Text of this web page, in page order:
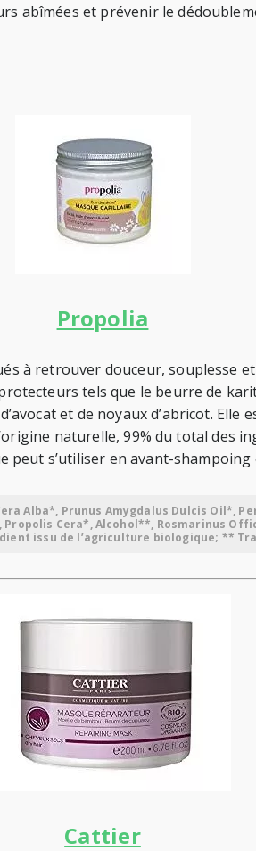
abîmées et prévenir le
Propolia
à retrouver douceur, souplesse
tels que le beurre de
et de noyaux d’abricot.
naturelle, 99% du total des
peut s’utiliser en avant-
Alba*, Prunus Amygdalus Dulcis Oil*,
Cera*, Alcohol**, Rosmarinus
issu de l’agriculture biologique; **
Cattier